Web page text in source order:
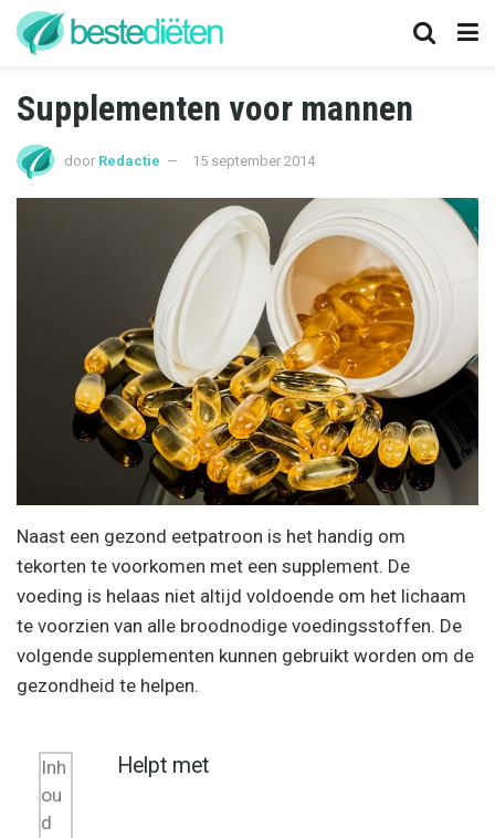
Supplementen voor mannen
door Redactie 15 september 2014
Naast een gezond eetpatroon is het handig om
tekorten te voorkomen met een supplement. De
voeding is helaas niet altijd voldoende om het lichaam
te voorzien van alle broodnodige voedingsstoffen. De
volgende supplementen kunnen gebruikt worden om de
gezondheid te helpen.
Inh
ou
d
Helpt met